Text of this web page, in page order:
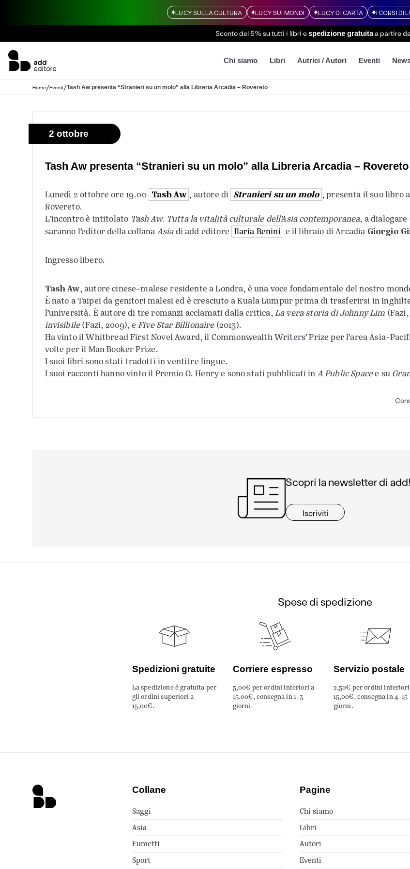
LUCY SULLA CULTURA LUCY SUI MONDI LUCY DI CARTA I CORSI DI
Sconto del 5% su tutti i libri espedizione gratuitaa partire
Chi siamo Libri Autrici / Autori Eventi
Home/Eventi/Tash Aw presenta “Stranieri su un molo” alla Libreria Arcadia – Rovereto
2 ottobre
Tash Aw presenta “Stranieri su un molo” alla Libreria Arcadia – Rovereto
Lunedì 2 ottobre ore 19.00 Tash Aw , autore di Stranieri su un molo , presenta il suo libro
Rovereto.
L’incontro è intitolato Tash Aw. Tutta la vitalità culturale dell’Asia contemporanea, a
saranno l’editor della collana Asiadi add editore Ilaria Benini e il libraio di Arcadia Giorgio
Ingresso libero.
Tash Aw, autore cinese-malese residente a Londra, è una voce fondamentale del nostro
È nato a Taipei da genitori malesi ed è cresciuto a Kuala Lumpur prima di trasferirsi in
l’università. È autore di tre romanzi acclamati dalla critica,La vera storia di Johnny Lim
invisibile(Fazi, 2009), eFive Star Billionaire(2013).
Ha vinto il Whitbread First Novel Award, il Commonwealth Writers’ Prize per l’area Asia-
volte per il Man Booker Prize.
I suoi libri sono stati tradotti in ventitre lingue.
I suoi racconti hanno vinto il Premio O. Henry e sono stati pubblicati in A Public Spacee su
Scopri la newsletter di add!
Iscriviti
Spese di spedizione
Spedizioni gratuite
La spedizione è gratuita per
gli ordini superiori a
15,00€.
Corriere espresso
5,00€ per ordini inferiori a
15,00€, consegna in 1-3
giorni.
Servizio postale
2,50€ per ordini inferiori
15,00€, consegna in 4-15
giorni.
Collane
Saggi
Asia
Fumetti
Sport
Pagine
Chi siamo
Libri
Autori
Eventi